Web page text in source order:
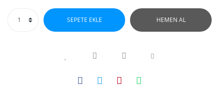
SEPETE EKLE HEMEN AL